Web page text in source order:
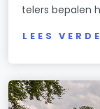
telers bepalen
LEES